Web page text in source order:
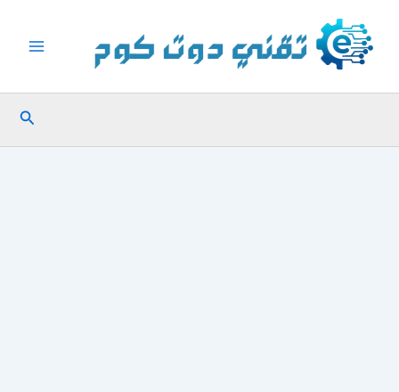
المحتوى
البحث